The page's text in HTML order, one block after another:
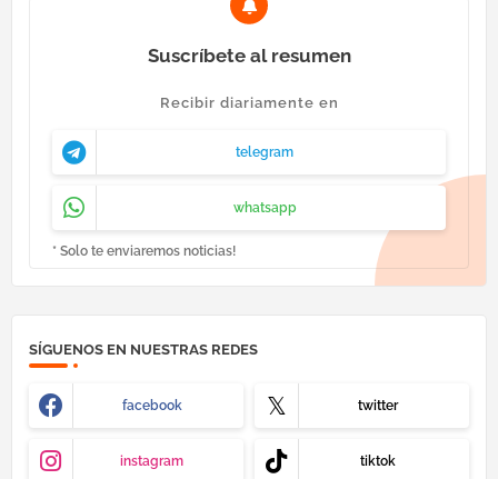
Suscríbete al resumen
Recibir diariamente en
telegram
whatsapp
* Solo te enviaremos noticias!
SÍGUENOS EN NUESTRAS REDES
facebook twitter
instagram tiktok